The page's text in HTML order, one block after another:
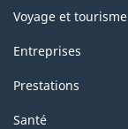
Voyage et tourisme
Entreprises
Prestations
Santé